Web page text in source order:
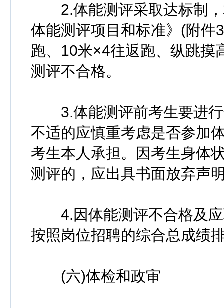
2.体能测评采取达标制，
体能测评项目和标准》(附件
跑、10米×4往返跑、纵跳摸
测评不合格。
3.体能测评前考生要进行
不适的应慎重考虑是否参加
考生本人承担。因考生身体
测评的，应出具书面放弃声
4.因体能测评不合格及应
按照岗位招聘的综合总成绩
(六)体检和政审